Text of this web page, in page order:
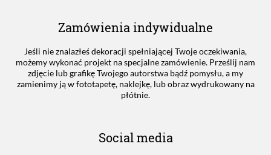
Zamówienia indywidualne
Jeśli nie znalazłeś dekoracji spełniającej Twoje oczekiwania,
możemy wykonać projekt na specjalne zamówienie. Prześlij nam
zdjęcie lub grafikę Twojego autorstwa bądź pomysłu, a my
zamienimy ją w fototapetę, naklejkę, lub obraz wydrukowany na
płótnie.
Social media